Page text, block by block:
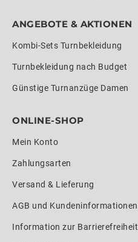
ANGEBOTE & AKTIONEN
Kombi-Sets Turnbekleidung
Turnbekleidung nach Budget
Günstige Turnanzüge Damen
ONLINE-SHOP
Mein Konto
Zahlungsarten
Versand & Lieferung
AGB und Kundeninformationen
Information zur Barrierefreiheit